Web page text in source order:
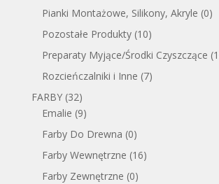
Pianki Montażowe, Silikony, Akryle (0)
Pozostałe Produkty (10)
Preparaty Myjące/Środki Czyszczące
Rozcieńczalniki i Inne (7)
FARBY (32)
Emalie (9)
Farby Do Drewna (0)
Farby Wewnętrzne (16)
Farby Zewnętrzne (0)